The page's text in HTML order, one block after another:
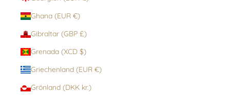
Ghana (EUR €)
Gibraltar (GBP £)
Grenada (XCD $)
Griechenland (EUR €)
Grönland (DKK kr.)